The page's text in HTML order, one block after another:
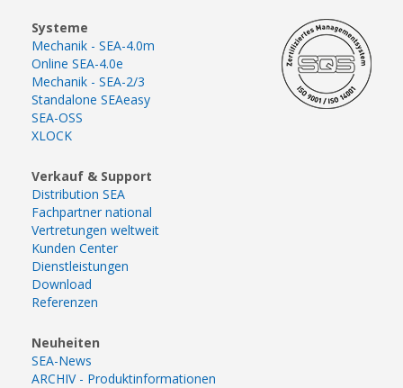
Systeme
Mechanik - SEA-4.0m
Online SEA-4.0e
Mechanik - SEA-2/3
Standalone SEAeasy
SEA-OSS
XLOCK
Verkauf & Support
Distribution SEA
Fachpartner national
Vertretungen weltweit
Kunden Center
Dienstleistungen
Download
Referenzen
Neuheiten
SEA-News
ARCHIV - Produktinformationen